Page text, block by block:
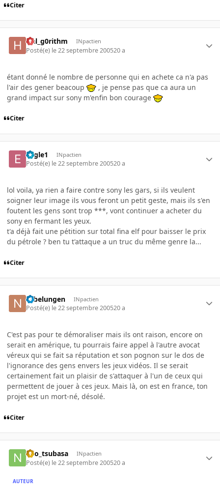
Citer
Hal_g0rithm INpactien
Posté(e) le 22 septembre 200520 a
étant donné le nombre de personne qui en achete ca n'a pas
l'air des gener beacoup
, je pense pas que ca aura un
grand impact sur sony m'enfin bon courage
Citer
Eagle1 INpactien
Posté(e) le 22 septembre 200520 a
lol voila, ya rien a faire contre sony les gars, si ils veulent
soigner leur image ils vous feront un petit geste, mais ils s'en
foutent les gens sont trop ***, vont continuer a acheter du
sony en fermant les yeux.
t'a déjà fait une pétition sur total fina elf pour baisser le prix
du pétrole ? ben tu t'attaque a un truc du même genre la...
Citer
Nibelungen INpactien
Posté(e) le 22 septembre 200520 a
C'est pas pour te démoraliser mais ils ont raison, encore on
serait en amérique, tu pourrais faire appel à l'autre avocat
véreux qui se fait sa réputation et son pognon sur le dos de
l'ignorance des gens envers les jeux vidéos. Il se serait
certainement fait un plaisir de s'attaquer à l'un de ceux qui
permettent de jouer à ces jeux. Mais là, on est en france, ton
projet est un mort-né, désolé.
Citer
neo_tsubasa INpactien
Posté(e) le 22 septembre 200520 a
AUTEUR